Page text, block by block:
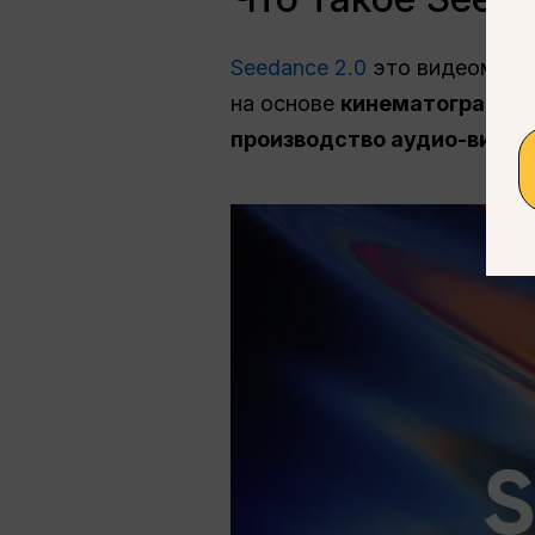
Seedance 2.0 это
на основе
производство аудио-видео